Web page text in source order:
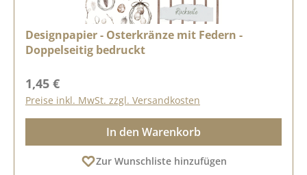
Designpapier - Osterkränze mit Federn -
Doppelseitig bedruckt
Regulärer Preis:
1,45 €
Preise inkl. MwSt. zzgl. Versandkosten
In den Warenkorb
Zur Wunschliste hinzufügen